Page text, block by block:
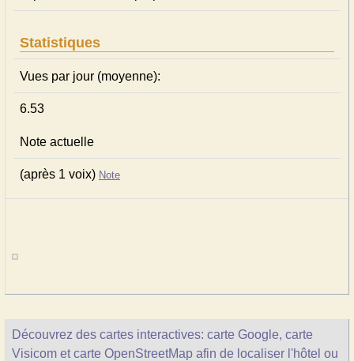
Statistiques
Vues par jour (moyenne):
6.53
Note actuelle
(après 1 voix) Note
Découvrez des cartes interactives: carte Google, carte
Visicom et carte OpenStreetMap afin de localiser l'hôtel ou